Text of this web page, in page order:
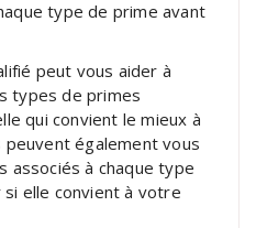
type de prime avant
peut vous aider à
types de primes
qui convient le mieux à
également vous
associés à chaque type
elle convient à votre